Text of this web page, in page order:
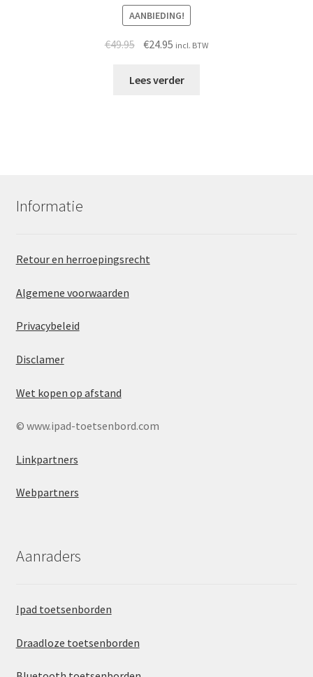
AANBIEDING!
€49.95 Oorspronkelijke
was:
€24.95 Huidige
is:
incl. BTW
Lees verder
Informatie
Retour en herroepingsrecht
Algemene voorwaarden
Privacybeleid
Disclamer
Wet kopen op afstand
© www.ipad-toetsenbord.com
Linkpartners
Webpartners
Aanraders
Ipad toetsenborden
Draadloze toetsenborden